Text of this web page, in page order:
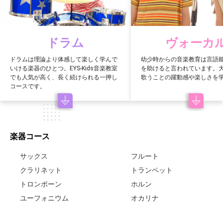
ドラム
ドラムは理論より体感して楽しく学んで
いける楽器のひとつ。EYS-Kids音楽教室
でも人気が高く、長く続けられる一押し
コースです。
ヴォーカ
幼少時からの音楽教育は言語
を助けると言われています。
歌うことの躍動感や楽しさを
楽器コース
サックス
フルート
クラリネット
トランペット
トロンボーン
ホルン
ユーフォニウム
オカリナ